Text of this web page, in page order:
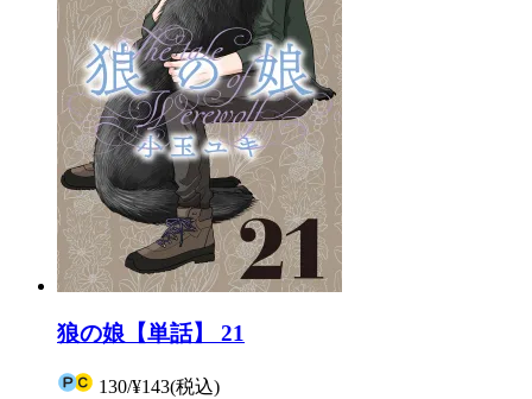
狼の娘【単話】 21
130/¥143(税込)